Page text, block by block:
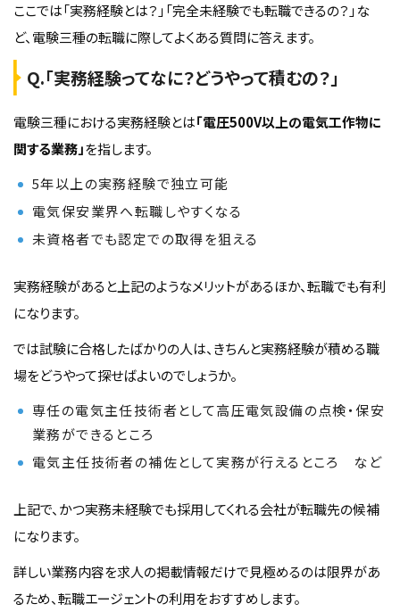
ここでは「実務経験とは？」「完全未経験でも転職できるの？」な
ど、電験三種の転職に際してよくある質問に答えます。
Q.「実務経験ってなに？どうやって積むの？」
電験三種における実務経験とは「電圧500V以上の電気工作物に
関する業務」を指します。
5年以上の実務経験で独立可能
電気保安業界へ転職しやすくなる
未資格者でも認定での取得を狙える
実務経験があると上記のようなメリットがあるほか、転職でも有利
になります。
では試験に合格したばかりの人は、きちんと実務経験が積める職
場をどうやって探せばよいのでしょうか。
専任の電気主任技術者として高圧電気設備の点検・保安
業務ができるところ
電気主任技術者の補佐として実務が行えるところ など
上記で、かつ実務未経験でも採用してくれる会社が転職先の候補
になります。
詳しい業務内容を求人の掲載情報だけで見極めるのは限界があ
るため、転職エージェントの利用をおすすめします。